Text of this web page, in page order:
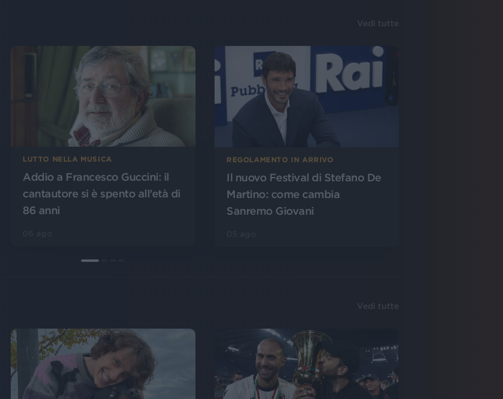
Vedi tutte
LUTTO NELLA MUSICA
Addio a Francesco Guccini: il
cantautore si è spento all’età di
86 anni
REGOLAMENTO IN ARRIVO
Il nuovo Festival di Stefano De
Martino: come cambia
Sanremo Giovani
Vedi tutte